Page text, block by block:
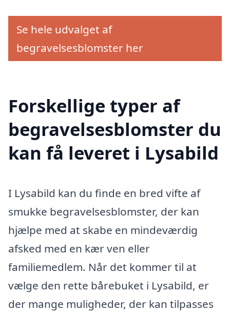
Se hele udvalget af
begravelsesblomster her
Forskellige typer af
begravelsesblomster du
kan få leveret i Lysabild
I Lysabild kan du finde en bred vifte af
smukke begravelsesblomster, der kan
hjælpe med at skabe en mindeværdig
afsked med en kær ven eller
familiemedlem. Når det kommer til at
vælge den rette bårebuket i Lysabild, er
der mange muligheder, der kan tilpasses